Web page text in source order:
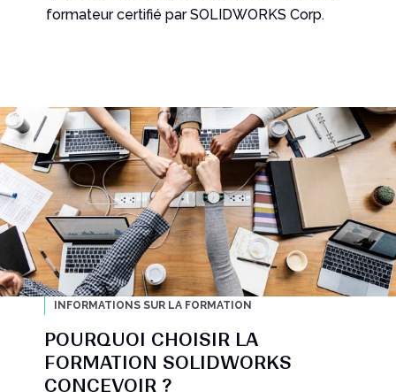
formateur certifié par SOLIDWORKS Corp.
INFORMATIONS SUR LA FORMATION
POURQUOI CHOISIR LA
FORMATION SOLIDWORKS
CONCEVOIR ?